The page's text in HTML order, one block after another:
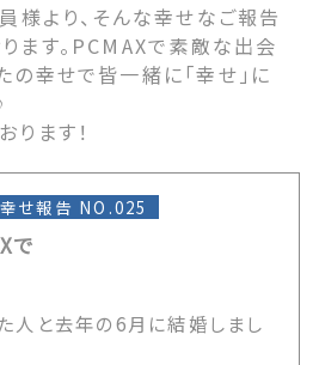
様より、そんな幸せなご報告
ます。PCMAXで素敵な出会
の幸せで皆一緒に「幸せ」に
ります！
せ報告 NO.025
で
人と去年の6月に結婚しまし